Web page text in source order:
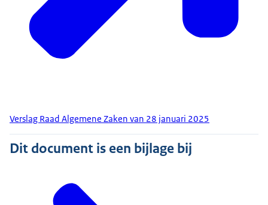
Verslag Raad Algemene Zaken van 28 januari 2025
Dit document is een bijlage bij